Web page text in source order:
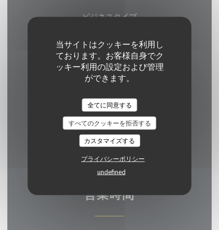
当サイトはクッキーを利用し
ております。お客様自身でク
ッキー利用の設定および管理
ができます。
全てに同意する
すべてのクッキーを拒否する
カスタマイズする
プライバシーポリシー
undefined
ビジネスタイプ
サービス
離れて, 屋根付きテラス, 貸し切り, 公共の駐車
場, WI-FI, デリ
ご利用可能なお支払い方法
ユーロカード /マスターカード, EN - バンコク/
ミスター・キャッシュ, 現金, ビザ, カルトブルー
営業時間